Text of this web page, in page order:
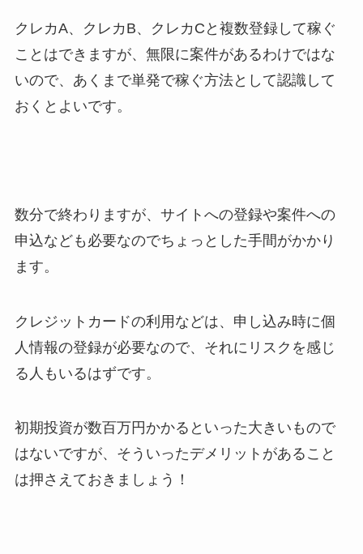
クレカA、クレカB、クレカCと複数登録して稼ぐ
ことはできますが、無限に案件があるわけではな
いので、あくまで単発で稼ぐ方法として認識して
おくとよいです。
数分で終わりますが、サイトへの登録や案件への
申込なども必要なのでちょっとした手間がかかり
ます。
クレジットカードの利用などは、申し込み時に個
人情報の登録が必要なので、それにリスクを感じ
る人もいるはずです。
初期投資が数百万円かかるといった大きいもので
はないですが、そういったデメリットがあること
は押さえておきましょう！